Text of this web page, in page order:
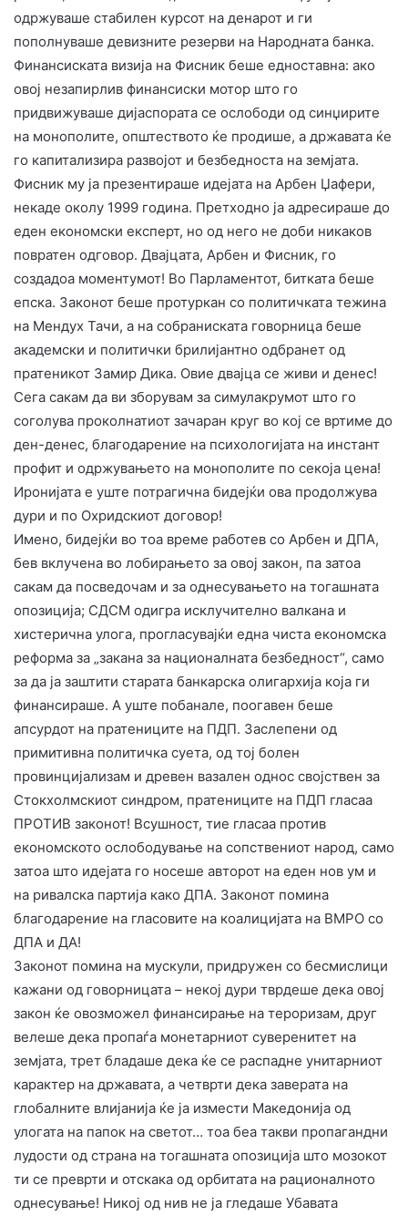
одржуваше стабилен курсот на денарот и ги
пополнуваше девизните резерви на Народната банка.
Финансиската визија на Фисник беше едноставна: ако
овој незапирлив финансиски мотор што го
придвижуваше дијаспората се ослободи од синџирите
на монополите, општеството ќе продише, а државата ќе
го капитализира развојот и безбедноста на земјата.
​Фисник му ја презентираше идејата на Арбен Џафери,
некаде околу 1999 година. Претходно ја адресираше до
еден економски експерт, но од него не доби никаков
повратен одговор. Двајцата, Арбен и Фисник, го
создадоа моментумот! Во Парламентот, битката беше
епска. Законот беше протуркан со политичката тежина
на Мендух Тачи, а на собраниската говорница беше
академски и политички брилијантно одбранет од
пратеникот Замир Дика. Овие двајца се живи и денес!
​Сега сакам да ви зборувам за симулакрумот што го
соголува проколнатиот зачаран круг во кој се вртиме до
ден-денес, благодарение на психологијата на инстант
профит и одржувањето на монополите по секоја цена!
Иронијата е уште потрагична бидејќи ова продолжува
дури и по Охридскиот договор!
​Имено, бидејќи во тоа време работев со Арбен и ДПА,
бев вклучена во лобирањето за овој закон, па затоа
сакам да посведочам и за однесувањето на тогашната
опозиција; СДСМ одигра исклучително валкана и
хистерична улога, прогласувајќи една чиста економска
реформа за „закана за националната безбедност“, само
за да ја заштити старата банкарска олигархија која ги
финансираше. А уште побанале, поогавен беше
апсурдот на пратениците на ПДП. Заслепени од
примитивна политичка суета, од тој болен
провинцијализам и древен вазален однос својствен за
Стокхолмскиот синдром, пратениците на ПДП гласаа
ПРОТИВ законот! Всушност, тие гласаа против
економското ослободување на сопствениот народ, само
затоа што идејата го носеше авторот на еден нов ум и
на ривалска партија како ДПА. Законот помина
благодарение на гласовите на коалицијата на ВМРО со
ДПА и ДА!
​Законот помина на мускули, придружен со бесмислици
кажани од говорницата – некој дури тврдеше дека овој
закон ќе овозможел финансирање на тероризам, друг
велеше дека пропаѓа монетарниот суверенитет на
земјата, трет бладаше дека ќе се распадне унитарниот
карактер на државата, а четврти дека заверата на
глобалните влијанија ќе ја измести Македонија од
улогата на папок на светот… тоа беа такви пропагандни
лудости од страна на тогашната опозиција што мозокот
ти се преврти и отскака од орбитата на рационалното
однесување! Никој од нив не ја гледаше Убавата